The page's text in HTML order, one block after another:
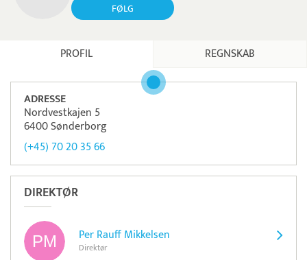
FØLG
PROFIL REGNSKAB
ADRESSE
Nordvestkajen 5
6400 Sønderborg
(+45) 70 20 35 66
DIREKTØR
Per Rauff Mikkelsen
Direktør